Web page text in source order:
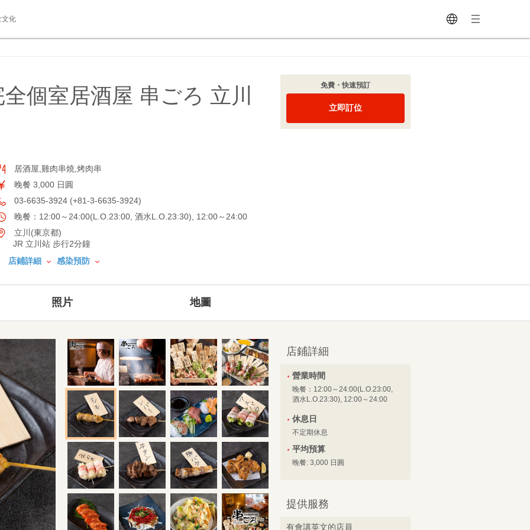
文化
個室居酒屋 串ごろ 立川
居酒屋,雞肉串燒,烤肉串
晚餐 3,000 日圓
03-6635-3924 (+81-3-6635-3924)
晚餐：12:00～24:00(L.O.23:00, 酒水L.O.23:30), 12:00～24:00
立川(東京都)
JR 立川站 步行2分鐘
店鋪詳細
感染預防
免費・快速預訂
立即訂位
照片 地圖
店鋪詳細
營業時間
晚餐：12:00～24:00(L.O.23:00,
酒水L.O.23:30), 12:00～24:00
休息日
不定期休息
平均預算
晚餐: 3,000 日圓
提供服務
有會講英文的店員